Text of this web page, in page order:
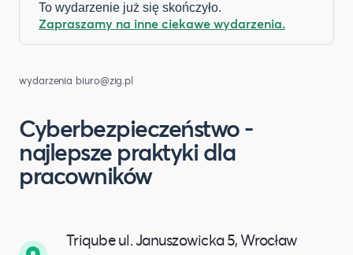
To wydarzenie już się skończyło.
Zapraszamy na inne ciekawe wydarzenia.
wydarzenia biuro@zig.pl
Cyberbezpieczeństwo -
najlepsze praktyki dla
pracowników
Triqube ul. Januszowicka 5, Wrocław